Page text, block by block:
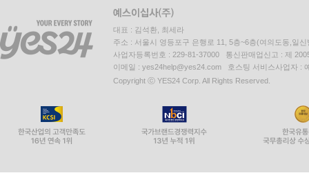
대표 : 김석환, 최세라
주소 : 서울시 영등포구 은행로 11, 5층~6층(여의도동,일신
사업자등록번호 : 229-81-37000 통신판매업신고 : 제
이메일 : yes24help@yes24.com 호스팅 서비스사업자 :
Copyright ⓒ YES24 Corp. All Rights Reserved.